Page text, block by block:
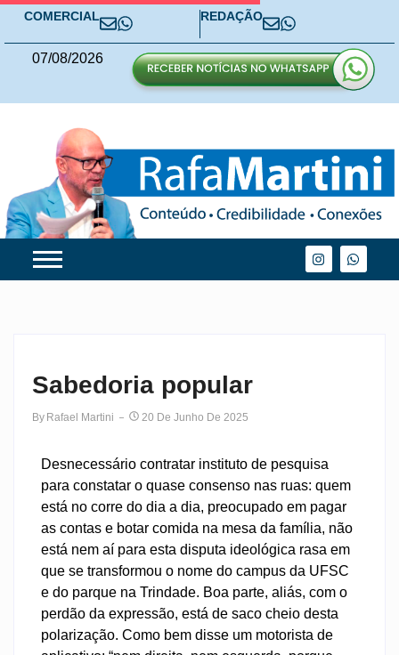
COMERCIAL REDAÇÃO
07/08/2026
Sabedoria popular
By Rafael Martini 20 De Junho De 2025
Desnecessário contratar instituto de pesquisa
para constatar o quase consenso nas ruas: quem
está no corre do dia a dia, preocupado em pagar
as contas e botar comida na mesa da família, não
está nem aí para esta disputa ideológica rasa em
que se transformou o nome do campus da UFSC
e do parque na Trindade. Boa parte, aliás, com o
perdão da expressão, está de saco cheio desta
polarização. Como bem disse um motorista de